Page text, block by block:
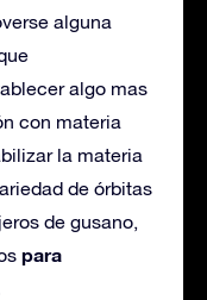
alguna
algo mas
con materia
la materia
de órbitas
de gusano,
para